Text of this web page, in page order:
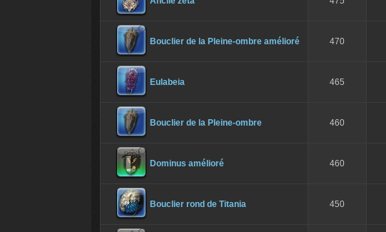
Bouclier de la Pleine-ombre amélioré 470
Eulabeia 465
Bouclier de la Pleine-ombre 460
Dominus amélioré 460
Bouclier rond de Titania 450